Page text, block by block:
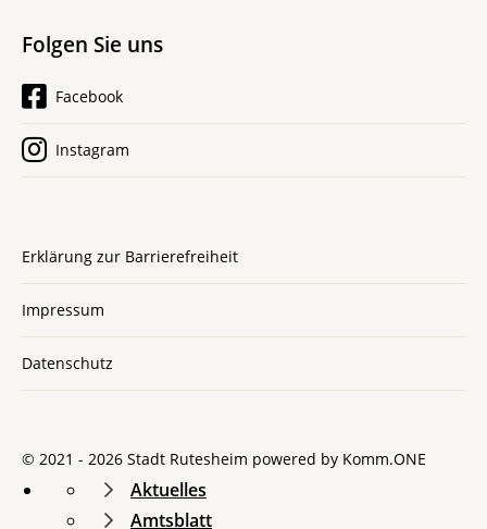
Folgen Sie uns
Facebook
Instagram
Erklärung zur Barrierefreiheit
Impressum
Datenschutz
© 2021 - 2026 Stadt Rutesheim powered by Komm.ONE
Aktuelles
Amtsblatt